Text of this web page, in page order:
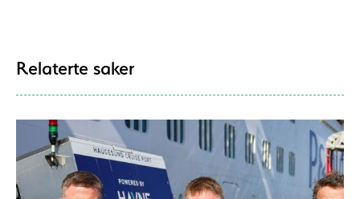
Relaterte saker